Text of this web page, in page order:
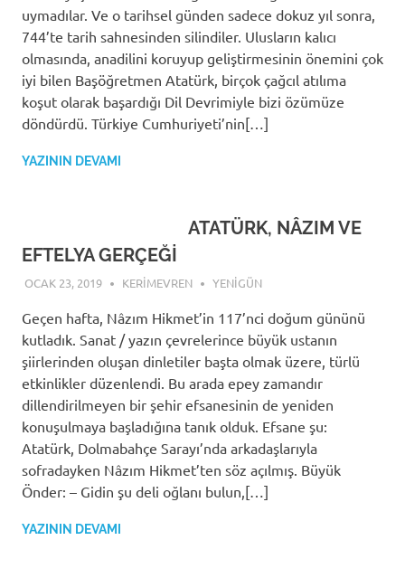
uymadılar. Ve o tarihsel günden sadece dokuz yıl sonra,
744’te tarih sahnesinden silindiler. Ulusların kalıcı
olmasında, anadilini koruyup geliştirmesinin önemini çok
iyi bilen Başöğretmen Atatürk, birçok çağcıl atılıma
koşut olarak başardığı Dil Devrimiyle bizi özümüze
döndürdü. Türkiye Cumhuriyeti’nin[…]
YAZININ DEVAMI
ATATÜRK, NÂZIM VE
EFTELYA GERÇEĞİ
OCAK 23, 2019 KERIMEVREN YENIGÜN
Geçen hafta, Nâzım Hikmet’in 117’nci doğum gününü
kutladık. Sanat / yazın çevrelerince büyük ustanın
şiirlerinden oluşan dinletiler başta olmak üzere, türlü
etkinlikler düzenlendi. Bu arada epey zamandır
dillendirilmeyen bir şehir efsanesinin de yeniden
konuşulmaya başladığına tanık olduk. Efsane şu:
Atatürk, Dolmabahçe Sarayı’nda arkadaşlarıyla
sofradayken Nâzım Hikmet’ten söz açılmış. Büyük
Önder: – Gidin şu deli oğlanı bulun,[…]
YAZININ DEVAMI